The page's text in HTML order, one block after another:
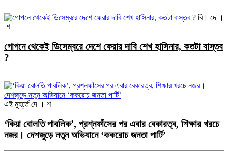
বি। দে ।
শ
গোপনে থেকেই ডিসেম্বরে দেশে ফেরার দাবি শেখ হাসিনার, কতটা বাস্তব
?
এই মুহূর্তে দে । শ
‘কিয়া বোলতি পাবলিক’, প্রশ্নফাঁসের পর এবার বেকারত্ব, শিক্ষার খরচে
নজর। দেশজুড়ে নতুন অভিযানে ‘ককরোচ জনতা পার্টি’